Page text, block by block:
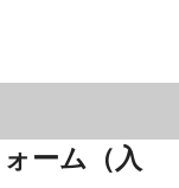
ーム（入